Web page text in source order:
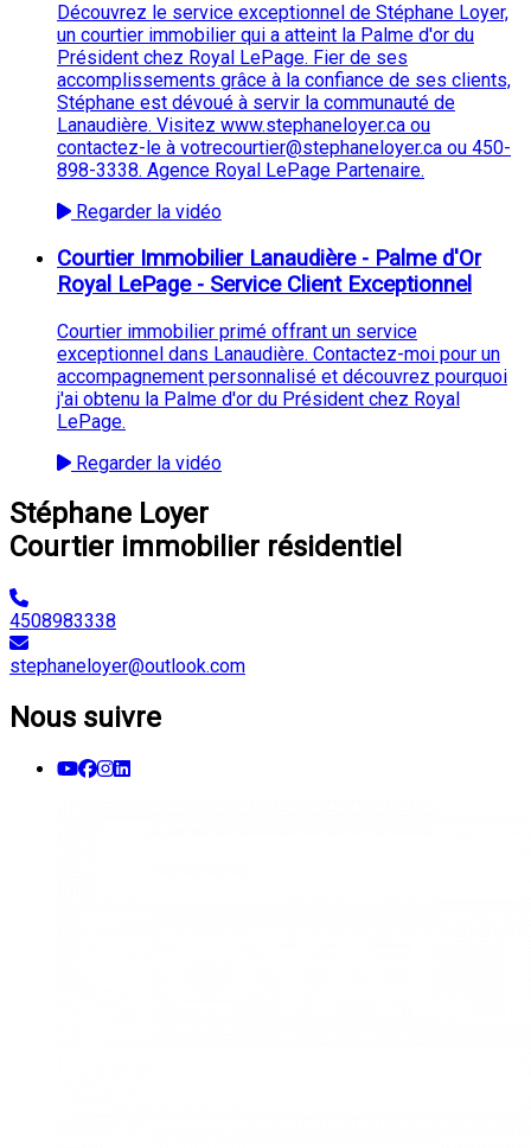
Découvrez le service exceptionnel de Stéphane Loyer,
un courtier immobilier qui a atteint la Palme d'or du
Président chez Royal LePage. Fier de ses
accomplissements grâce à la confiance de ses clients,
Stéphane est dévoué à servir la communauté de
Lanaudière. Visitez www.stephaneloyer.ca ou
contactez-le à votrecourtier@stephaneloyer.ca ou 450-
898-3338. Agence Royal LePage Partenaire.
Regarder la vidéo
Courtier Immobilier Lanaudière - Palme d'Or
Royal LePage - Service Client Exceptionnel
Courtier immobilier primé offrant un service
exceptionnel dans Lanaudière. Contactez-moi pour un
accompagnement personnalisé et découvrez pourquoi
j'ai obtenu la Palme d'or du Président chez Royal
LePage.
Regarder la vidéo
Stéphane Loyer
Courtier immobilier résidentiel
4508983338
stephaneloyer@outlook.com
Nous suivre